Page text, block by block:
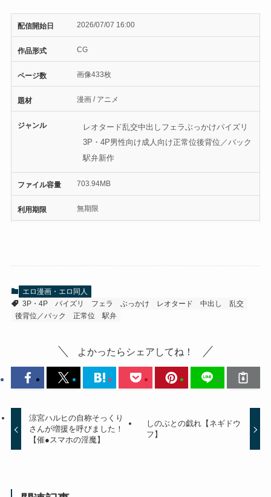
配信開始日 2026/07/07 16:00
作品形式 CG
ページ数 画像433枚
題材 漫画 / アニメ
ジャンル レオタード乱交中出し フェラぶっかけパイズリ
3P・4P男性向け成人向け正常位後背位／バック
駅弁新作
ファイル容量 703.94MB
利用期限 無期限
エロ漫画・エロ同人
3P・4P
パイズリ フェラ ぶっかけ レオタード 中出し
乱交
後背位／バック
正常位 駅弁
よかったらシェアしてね！
涼宮ハルヒの自称そっくり
さんが増援を呼びました！
【催●スマホの淫魔】
しのぶとの戯れ【ネギドウ
フ】